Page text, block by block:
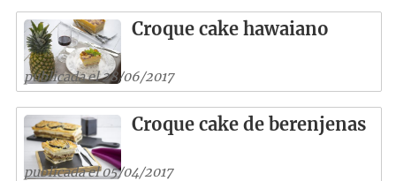
Croque cake hawaiano
publicada el 28/06/2017
Croque cake de berenjenas
publicada el 05/04/2017